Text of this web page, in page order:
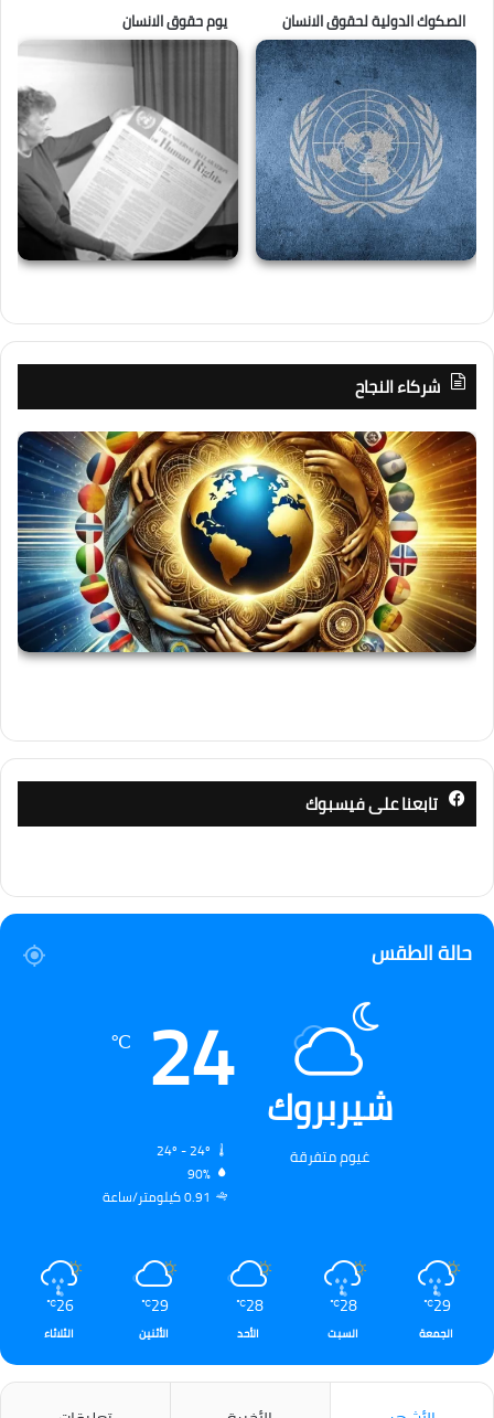
الصكوك الدولية لحقوق الانسان يوم حقوق الانسان
شركاء النجاح
تابعنا على فيسبوك
حالة الطقس
شيربروك
غيوم متفرقة
24
℃
90%
0.91 كيلومتر/ساعة
29
℃
الجمعة
28
℃
السبت
28
℃
الأحد
29
℃
الأثنين
26
℃
الثلاثاء